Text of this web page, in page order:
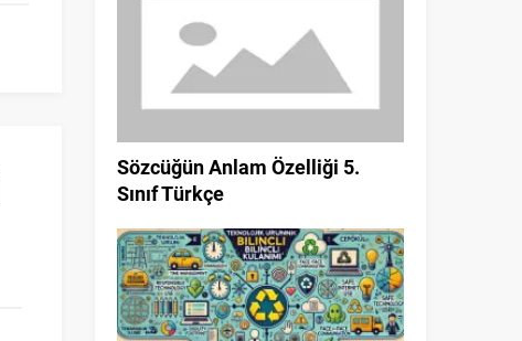
Sözcüğün Anlam Özelliği 5.
Sınıf Türkçe